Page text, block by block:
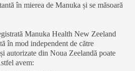
în mierea de Manuka și se măsoară
Manuka Health New Zeeland
în mod independent de către
autorizate din Noua Zeelandă poate
avem: